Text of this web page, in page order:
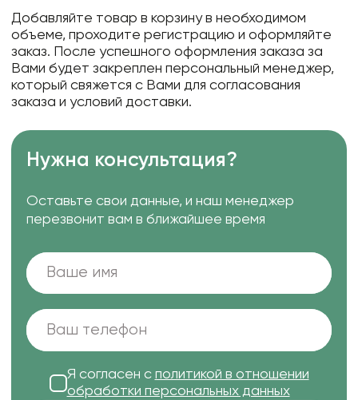
Добавляйте товар в корзину в необходимом
объеме, проходите регистрацию и оформляйте
заказ. После успешного оформления заказа за
Вами будет закреплен персональный менеджер,
который свяжется с Вами для согласования
заказа и условий доставки.
Нужна консультация?
Оставьте свои данные, и наш менеджер
перезвонит вам в ближайшее время
Я согласен с политикой в отношении
обработки персональных данных